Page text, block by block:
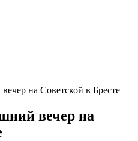
на Советской в Бресте
вечер на